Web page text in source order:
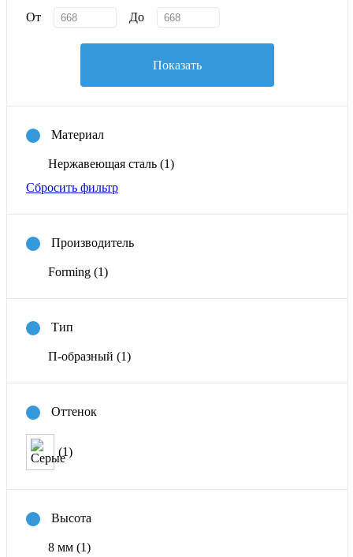
От До
Показать
Материал
Нержавеющая сталь (1)
Сбросить фильтр
Производитель
Forming (1)
Тип
П-образный (1)
Оттенок
(1)
Высота
8 мм (1)